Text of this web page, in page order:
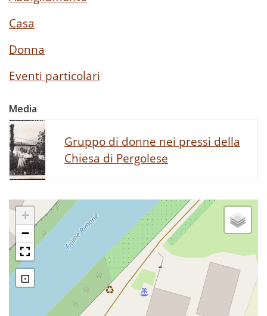
Casa
Donna
Eventi particolari
Media
Gruppo di donne nei pressi della
Chiesa di Pergolese
+
−
⊡